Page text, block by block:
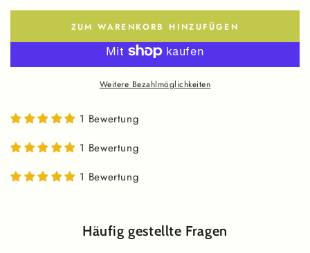
ZUM WARENKORB HINZUFÜGEN
Weitere Bezahlmöglichkeiten
1 Bewertung
1 Bewertung
1 Bewertung
Häufig gestellte Fragen